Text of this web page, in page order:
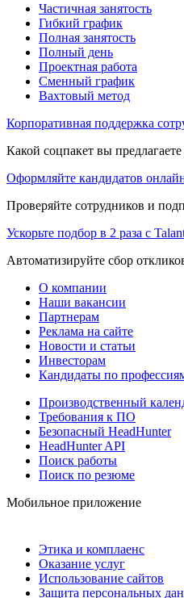
Частичная занятость
Гибкий график
Полная занятость
Полный день
Проектная работа
Сменный график
Вахтовый метод
Корпоративная поддержка
Какой соцпакет вы
Оформляйте кандидатов
Проверяйте сотрудников и
Ускорьте подбор в 2 раза с
Автоматизируйте сбор
О компании
Наши вакансии
Партнерам
Реклама на сайте
Новости и статьи
Инвесторам
Кандидаты по
Производственный
Требования к ПО
Безопасный HeadHunter
HeadHunter API
Поиск работы
Поиск по резюме
Мобильное приложение
Этика и комплаенс
Оказание услуг
Использование сайтов
Защита персональных